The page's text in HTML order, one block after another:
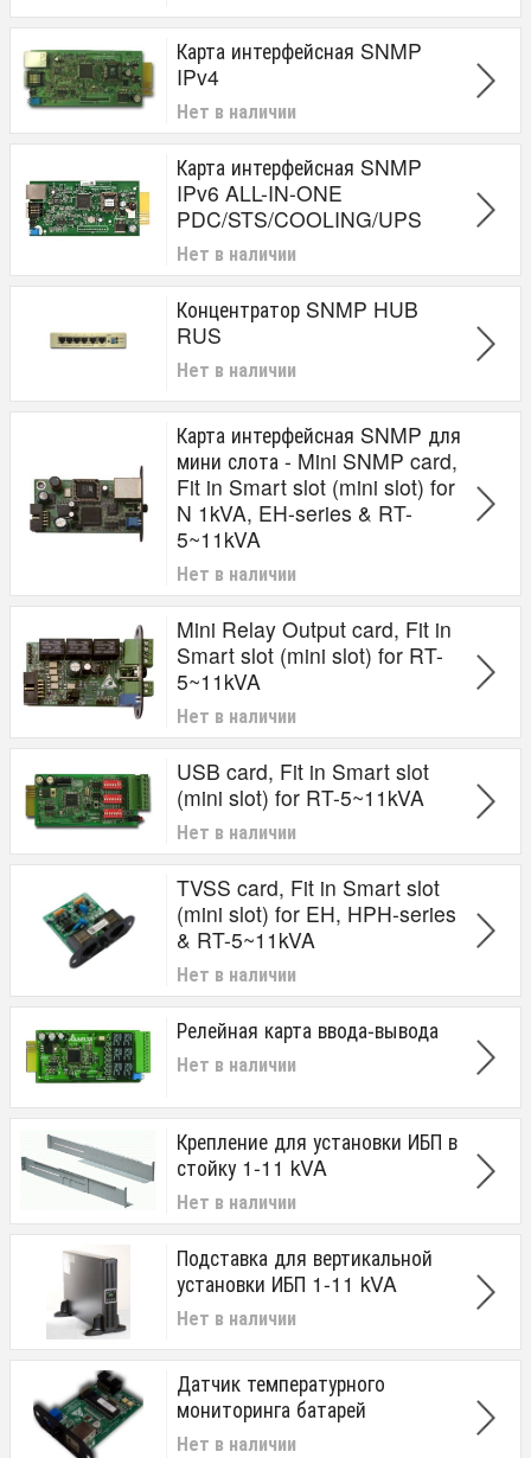
Карта интерфейсная SNMP
IPv4
Нет в наличии
Карта интерфейсная SNMP
IPv6 ALL-IN-ONE
PDC/STS/COOLING/UPS
Нет в наличии
Концентратор SNMP HUB
RUS
Нет в наличии
Карта интерфейсная SNMP для
мини слота - Mini SNMP card,
Fit in Smart slot (mini slot) for
N 1kVA, EH-series & RT-
5~11kVA
Нет в наличии
Mini Relay Output card, Fit in
Smart slot (mini slot) for RT-
5~11kVA
Нет в наличии
USB card, Fit in Smart slot
(mini slot) for RT-5~11kVA
Нет в наличии
TVSS card, Fit in Smart slot
(mini slot) for EH, HPH-series
& RT-5~11kVA
Нет в наличии
Релейная карта ввода-вывода
Нет в наличии
Крепление для установки ИБП в
стойку 1-11 kVA
Нет в наличии
Подставка для вертикальной
установки ИБП 1-11 kVA
Нет в наличии
Датчик температурного
мониторинга батарей
Нет в наличии